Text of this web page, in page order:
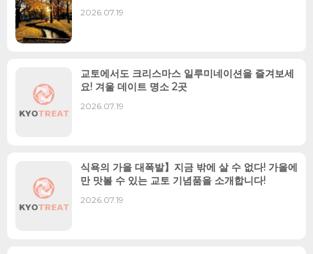
2026.07.19
교토에서도 크리스마스 일루미네이션을 즐겨보세
요! 겨울 데이트 명소 2곳
2026.07.19
식욕의 가을 대폭발】지금 밖에 살 수 없다! 가을에
만 맛볼 수 있는 교토 기념품을 소개합니다!
2026.07.19